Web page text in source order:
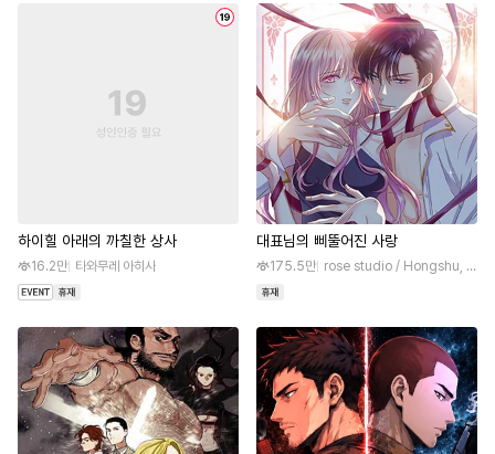
하이힐 아래의 까칠한 상사
16.2만 타와무레 아히사
대표님의 삐뚤어진 사랑
175.5만 rose studio / Hongshu, Nianhuarexiao